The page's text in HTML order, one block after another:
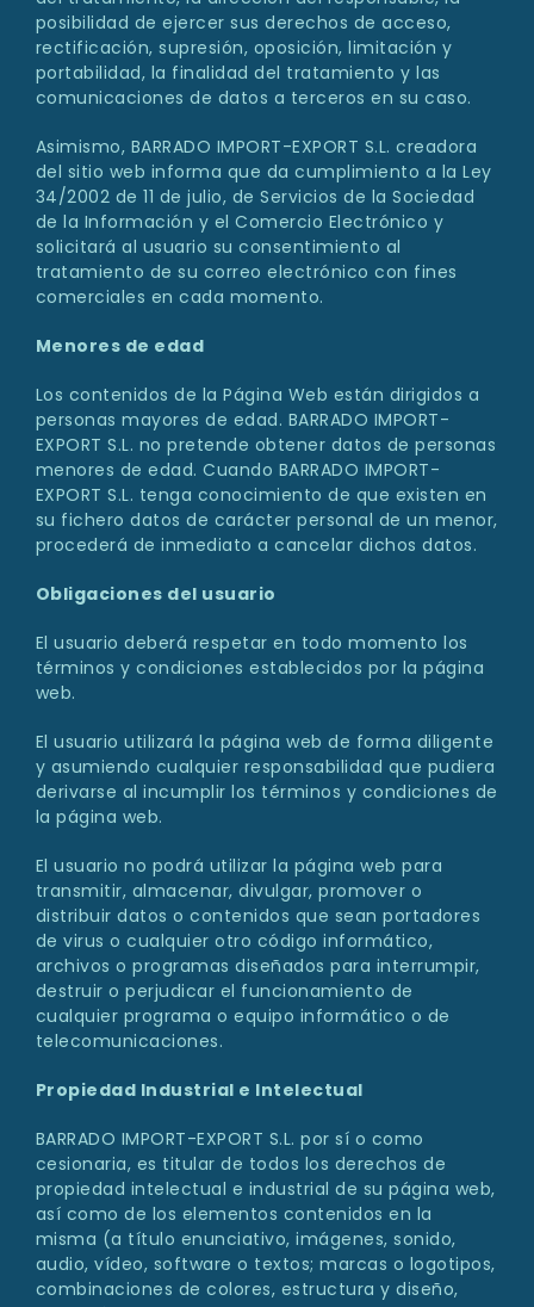
posibilidad de ejercer sus derechos de acceso,
rectificación, supresión, oposición, limitación y
portabilidad, la finalidad del tratamiento y las
comunicaciones de datos a terceros en su caso.
Asimismo, BARRADO IMPORT-EXPORT S.L. creadora
del sitio web informa que da cumplimiento a la Ley
34/2002 de 11 de julio, de Servicios de la Sociedad
de la Información y el Comercio Electrónico y
solicitará al usuario su consentimiento al
tratamiento de su correo electrónico con fines
comerciales en cada momento.
Menores de edad
Los contenidos de la Página Web están dirigidos a
personas mayores de edad. BARRADO IMPORT-
EXPORT S.L. no pretende obtener datos de personas
menores de edad. Cuando BARRADO IMPORT-
EXPORT S.L. tenga conocimiento de que existen en
su fichero datos de carácter personal de un menor,
procederá de inmediato a cancelar dichos datos.
Obligaciones del usuario
El usuario deberá respetar en todo momento los
términos y condiciones establecidos por la página
web.
El usuario utilizará la página web de forma diligente
y asumiendo cualquier responsabilidad que pudiera
derivarse al incumplir los términos y condiciones de
la página web.
El usuario no podrá utilizar la página web para
transmitir, almacenar, divulgar, promover o
distribuir datos o contenidos que sean portadores
de virus o cualquier otro código informático,
archivos o programas diseñados para interrumpir,
destruir o perjudicar el funcionamiento de
cualquier programa o equipo informático o de
telecomunicaciones.
Propiedad Industrial e Intelectual
BARRADO IMPORT-EXPORT S.L. por sí o como
cesionaria, es titular de todos los derechos de
propiedad intelectual e industrial de su página web,
así como de los elementos contenidos en la
misma (a título enunciativo, imágenes, sonido,
audio, vídeo, software o textos; marcas o logotipos,
combinaciones de colores, estructura y diseño,